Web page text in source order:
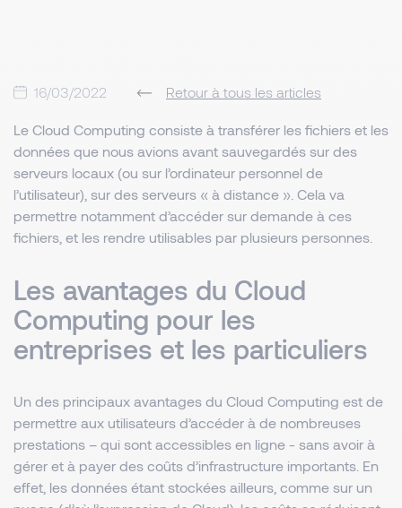
16/03/2022 Retour à tous les articles
Le Cloud Computing consiste à transférer les fichiers et les
données que nous avions avant sauvegardés sur des
serveurs locaux (ou sur l’ordinateur personnel de
l’utilisateur), sur des serveurs « à distance ». Cela va
permettre notamment d’accéder sur demande à ces
fichiers, et les rendre utilisables par plusieurs personnes.
Les avantages du Cloud
Computing pour les
entreprises et les particuliers
Un des principaux avantages du Cloud Computing est de
permettre aux utilisateurs d’accéder à de nombreuses
prestations – qui sont accessibles en ligne - sans avoir à
gérer et à payer des coûts d’infrastructure importants. En
effet, les données étant stockées ailleurs, comme sur un